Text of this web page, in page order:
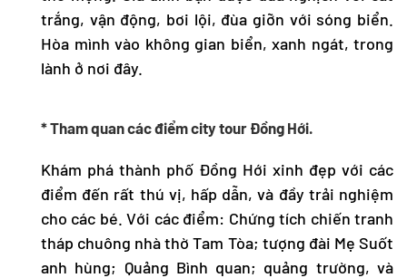
trắng, vận động, bơi lội, đùa giỡn với sóng biển.
Hòa mình vào không gian biển, xanh ngát, trong
lành ở nơi đây.
* Tham quan các điểm city tour Đồng Hới.
Khám phá thành phố Đồng Hới xinh đẹp với các
điểm đến rất thú vị, hấp dẫn, và đầy trải nghiệm
cho các bé. Với các điểm: Chứng tích chiến tranh
tháp chuông nhà thờ Tam Tòa; tượng đài Mẹ Suốt
anh hùng; Quảng Bình quan; quảng trường, và